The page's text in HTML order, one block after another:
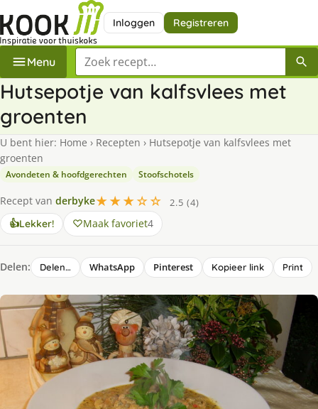
Inloggen Registreren
Menu Zoek een recept
Hutsepotje van kalfsvlees met
groenten
U bent hier: Home › Recepten › Hutsepotje van kalfsvlees met
groenten
Avondeten & hoofdgerechten Stoofschotels
Recept van derbyke★★★☆☆
2.5 (4)
👍Lekker! Maak favoriet4
Delen: Delen… WhatsApp Pinterest Kopieer link Print